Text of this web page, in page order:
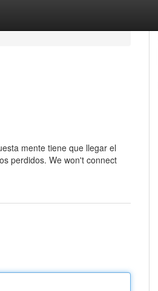
mente tiene que llegar el
perdidos. We won't connect